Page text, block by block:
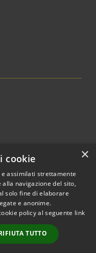
© 2026 • Comune di
Alcamo • Powered by
Municipium•
Accesso
redazione
×
cookie
assimilati strettamente
navigazione del sito,
solo fine di elaborare
e anonime.
policy al seguente link
TUTTO